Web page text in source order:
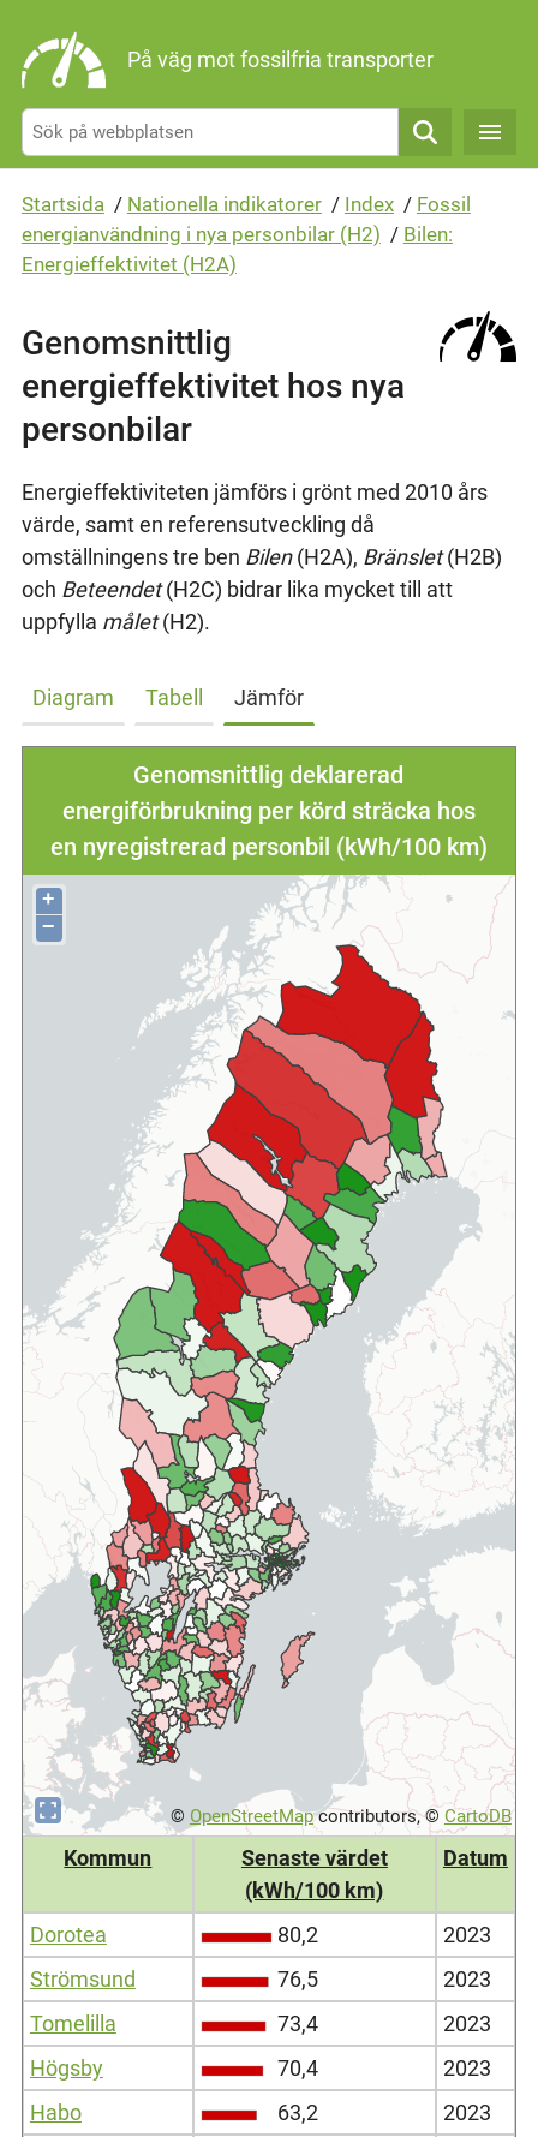
På väg mot fossilfria transporter
Sök
Startsida / Nationella indikatorer / Index / Fossil
energianvändning i nya personbilar (H2) / Bilen:
Energieffektivitet (H2A)
Genomsnittlig
energieffektivitet hos nya
personbilar
Energieffektiviteten jämförs i grönt med 2010 års
värde, samt en referensutveckling då
omställningens tre ben Bilen(H2A), Bränslet(H2B)
och Beteendet(H2C) bidrar lika mycket till att
uppfylla målet(H2).
Diagram Tabell Jämför
Genomsnittlig deklarerad
energiförbrukning per körd sträcka hos
en nyregistrerad personbil (kWh/100 km)
+
−
© OpenStreetMapcontributors, © CartoDB
Kommun
Senaste värdet
(kWh/100 km)
Datum
Dorotea 80,2
2023
Strömsund
76,5
2023
Tomelilla
73,4
2023
Högsby
70,4
2023
Habo
63,2
2023